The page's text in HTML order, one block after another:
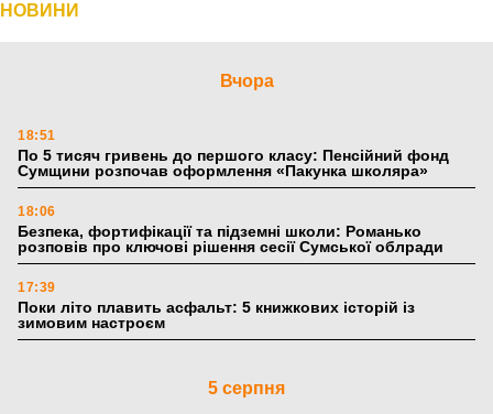
НОВИНИ
Вчора
18:51
По 5 тисяч гривень до першого класу: Пенсійний фонд
Сумщини розпочав оформлення «Пакунка школяра»
18:06
Безпека, фортифікації та підземні школи: Романько
розповів про ключові рішення сесії Сумської облради
17:39
Поки літо плавить асфальт: 5 книжкових історій із
зимовим настроєм
5 серпня